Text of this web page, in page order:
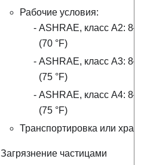
Рабочие условия:
ASHRAE, класс A2:
(70 °F)
ASHRAE, класс A3:
(75 °F)
ASHRAE, класс A4:
(75 °F)
Транспортировка или
Загрязнение частицами